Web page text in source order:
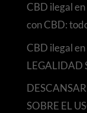
CBD ilegal
con CBD:
CBD ilegal
LEGALIDAD
SOBRE EL